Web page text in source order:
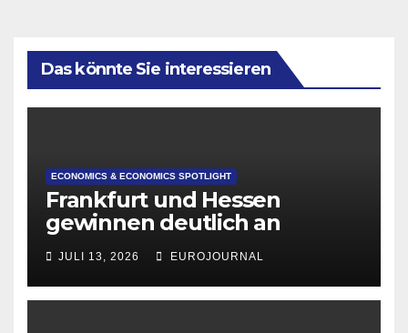
Das könnte Sie interessieren
ECONOMICS & ECONOMICS SPOTLIGHT
Frankfurt und Hessen
gewinnen deutlich an
Attraktivität für Startup-
Gründungen
JULI 13, 2026 EUROJOURNAL